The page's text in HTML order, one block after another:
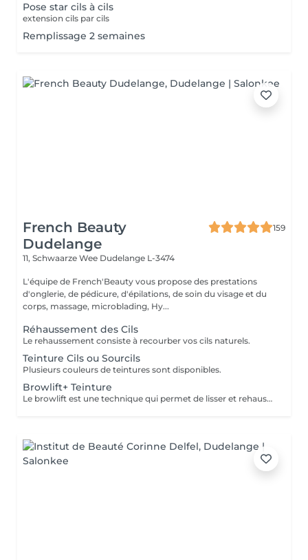
Pose star cils à cils
extension cils par cils
Remplissage 2 semaines
French Beauty
Dudelange
159
11, Schwaarze Wee Dudelange L-3474
L'équipe de French'Beauty vous propose des prestations
d'onglerie, de pédicure, d'épilations, de soin du visage et du
corps, massage, microblading, Hy...
Réhaussement des Cils
Le rehaussement consiste à recourber vos cils naturels.
Teinture Cils ou Sourcils
Plusieurs couleurs de teintures sont disponibles.
Browlift+ Teinture
Le browlift est une technique qui permet de lisser et rehausser les poils des sourcils. Grâce a cette technique les sourcils sont définis et paraissent plus fournis. La teinture est obligatoire après ce soin.